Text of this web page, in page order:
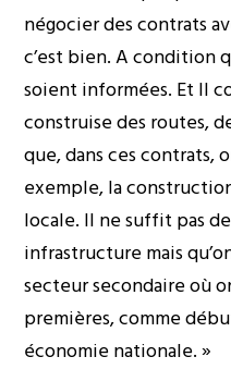
négocier des contrats
c’est bien. A condition
soient informées. Et Il
construise des routes,
que, dans ces contrats,
exemple, la
locale. Il ne suffit pas
infrastructure mais
secteur secondaire où
premières, comme
économie nationale. »